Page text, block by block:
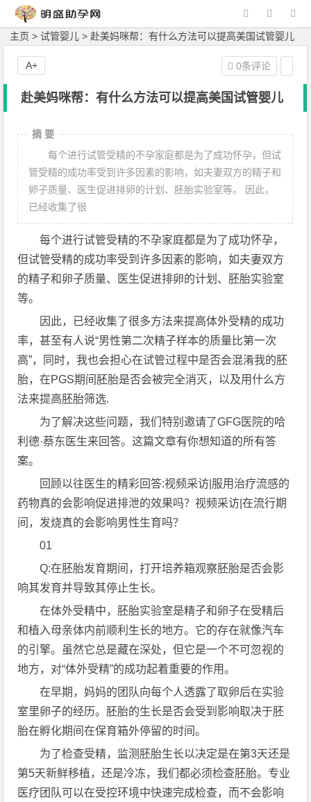
主页 >试管婴儿 > 赴美妈咪帮：有什么方法可以提高美国试管婴儿
赴美妈咪帮：有什么方法可以提高美国试管婴儿
摘 要
每个进行试管受精的不孕家庭都是为了成功怀孕，但试
管受精的成功率受到许多因素的影响，如夫妻双方的精子和
卵子质量、医生促进排卵的计划、胚胎实验室等。 因此，
已经收集了很
每个进行试管受精的不孕家庭都是为了成功怀孕，
但试管受精的成功率受到许多因素的影响，如夫妻双方
的精子和卵子质量、医生促进排卵的计划、胚胎实验室
等。
因此，已经收集了很多方法来提高体外受精的成功
率，甚至有人说“男性第二次精子样本的质量比第一次
高”，同时，我也会担心在试管过程中是否会混淆我的胚
胎，在PGS期间胚胎是否会被完全消灭，以及用什么方
法来提高胚胎筛选.
为了解决这些问题，我们特别邀请了GFG医院的哈
利德·蔡东医生来回答。这篇文章有你想知道的所有答
案。
回顾以往医生的精彩回答:视频采访|服用治疗流感的
药物真的会影响促进排泄的效果吗？视频采访|在流行期
间，发烧真的会影响男性生育吗？
01
Q:在胚胎发育期间，打开培养箱观察胚胎是否会影
响其发育并导致其停止生长。
在体外受精中，胚胎实验室是精子和卵子在受精后
和植入母亲体内前顺利生长的地方。它的存在就像汽车
的引擎。虽然它总是藏在深处，但它是一个不可忽视的
地方，对“体外受精”的成功起着重要的作用。
在早期，妈妈的团队向每个人透露了取卵后在实验
室里卵子的经历。胚胎的生长是否会受到影响取决于胚
胎在孵化期间在保育箱外停留的时间。
为了检查受精，监测胚胎生长以决定是在第3天还是
第5天新鲜移植，还是冷冻，我们都必须检查胚胎。专业
医疗团队可以在受控环境中快速完成检查，而不会影响
0条评论
A+